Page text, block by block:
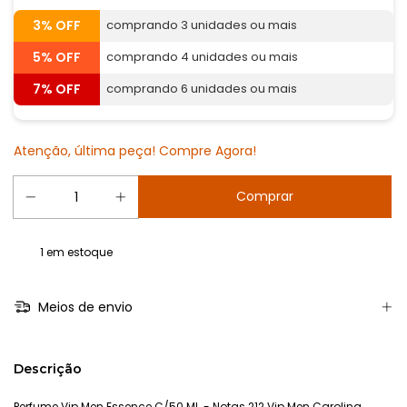
3% OFF comprando 3 unidades ou mais
5% OFF comprando 4 unidades ou mais
7% OFF comprando 6 unidades ou mais
Atenção, última peça! Compre Agora!
1 em estoque
Meios de envio
Descrição